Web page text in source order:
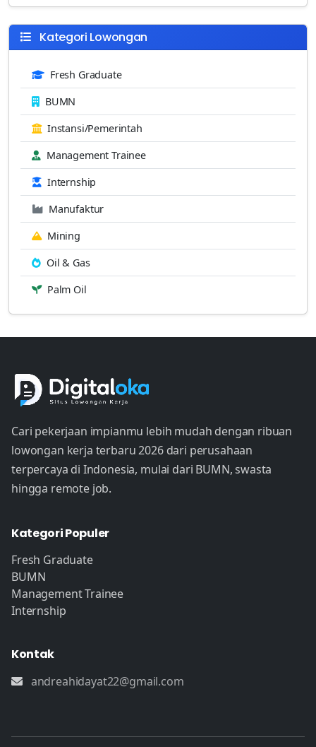
Kategori Lowongan
Fresh Graduate
BUMN
Instansi/Pemerintah
Management Trainee
Internship
Manufaktur
Mining
Oil & Gas
Palm Oil
Cari pekerjaan impianmu lebih mudah dengan ribuan
lowongan kerja terbaru 2026 dari perusahaan
terpercaya di Indonesia, mulai dari BUMN, swasta
hingga remote job.
Kategori Populer
Fresh Graduate
BUMN
Management Trainee
Internship
Kontak
andreahidayat22@gmail.com